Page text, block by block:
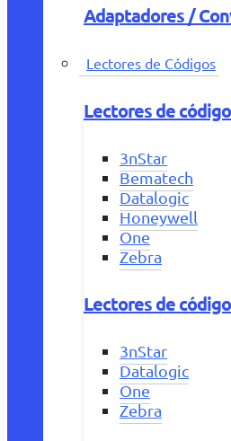
Adaptadores /
Lectores de Códigos
Lectores de
3nStar
Bematech
Datalogic
Honeywell
One
Zebra
Lectores de
3nStar
Datalogic
One
Zebra